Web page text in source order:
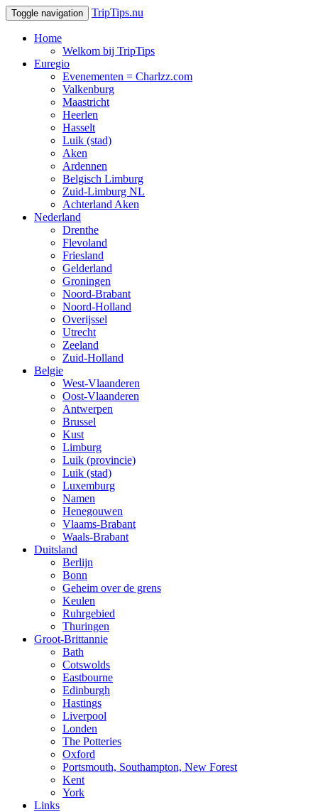
Toggle navigation TripTips.nu
Home
Welkom bij TripTips
Euregio
Evenementen = Charlzz.com
Valkenburg
Maastricht
Heerlen
Hasselt
Luik (stad)
Aken
Ardennen
Belgisch Limburg
Zuid-Limburg NL
Achterland Aken
Nederland
Drenthe
Flevoland
Friesland
Gelderland
Groningen
Noord-Brabant
Noord-Holland
Overijssel
Utrecht
Zeeland
Zuid-Holland
Belgie
West-Vlaanderen
Oost-Vlaanderen
Antwerpen
Brussel
Kust
Limburg
Luik (provincie)
Luik (stad)
Luxemburg
Namen
Henegouwen
Vlaams-Brabant
Waals-Brabant
Duitsland
Berlijn
Bonn
Geheim over de grens
Keulen
Ruhrgebied
Thuringen
Groot-Brittannie
Bath
Cotswolds
Eastbourne
Edinburgh
Hastings
Liverpool
Londen
The Potteries
Oxford
Portsmouth, Southampton, New Forest
Kent
York
Links